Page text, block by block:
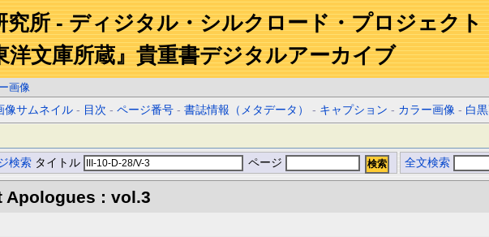
究所 - ディジタル・シルクロード・プロジェクト
洋文庫所蔵』貴重書デジタルアーカイブ
画像
像サムネイル - 目次 -ページ番号 -書誌情報（メタデータ） - キャプション - カラー画像 - 白
検索 タイトル ページ 全文検索
Apologues : vol.3